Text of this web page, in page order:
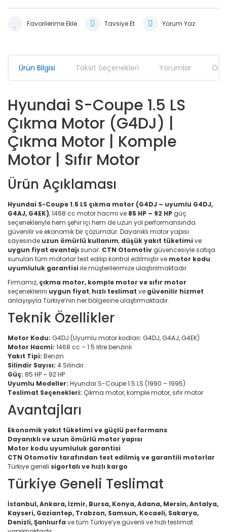
Tavsiye Et Yorum Yaz
Ürün Bilgisi Taksit Seçenekleri Yorumlar
Hyundai S-Coupe 1.5 LS
Çıkma Motor (G4DJ) |
Çıkma Motor | Komple
Motor | Sıfır Motor
Ürün Açıklaması
Hyundai S-Coupe 1.5 LS çıkma motor (G4DJ – uyumlu G4DJ,
G4AJ, G4EK), 1468 cc motor hacmi ve 85 HP – 92 HP güç
seçenekleriyle hem şehir içi hem de uzun yol performansında
güvenilir ve ekonomik bir çözümdür. Dayanıklı motor yapısı
sayesinde uzun ömürlü kullanım, düşük yakıt tüketimi ve
uygun fiyat avantajı sunar. CTN Otomotivgüvencesiyle satışa
sunulan tüm motorlar test edilip kontrol edilmiştir ve motor kodu
uyumluluk garantisi ile müşterilerimize ulaştırılmaktadır.
Firmamız, çıkma motor, komple motor ve sıfır motor
seçeneklerini uygun fiyat, hızlı teslimat ve güvenilir hizmet
anlayışıyla Türkiye’nin her bölgesine ulaştırmaktadır.
Teknik Özellikler
Motor Kodu: G4DJ (Uyumlu motor kodları: G4DJ, G4AJ, G4EK)
Motor Hacmi: 1468 cc – 1.5 litre benzinli
Yakıt Tipi: Benzin
Silindir Sayısı: 4 Silindir
Güç: 85 HP – 92 HP
Uyumlu Modeller: Hyundai S-Coupe 1.5 LS (1990 – 1995)
Teslimat Seçenekleri: Çıkma motor, komple motor, sıfır motor
Avantajları
Ekonomik yakıt tüketimi ve güçlü performans
Dayanıklı ve uzun ömürlü motor yapısı
Motor kodu uyumluluk garantisi
CTN Otomotiv tarafından test edilmiş ve garantili motorlar
Türkiye geneli sigortalı ve hızlı kargo
Türkiye Geneli Teslimat
İstanbul, Ankara, İzmir, Bursa, Konya, Adana, Mersin, Antalya,
Kayseri, Gaziantep, Trabzon, Samsun, Kocaeli, Sakarya,
Denizli, Şanlıurfa ve tüm Türkiye’ye güvenli ve hızlı teslimat